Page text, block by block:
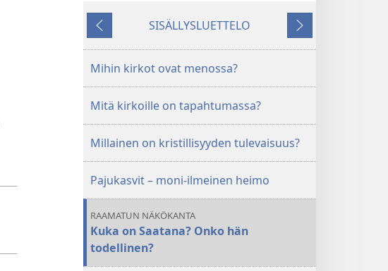
Edellinen
SISÄLLYSLUETTELO
Seuraava
Mihin kirkot ovat menossa?
Mitä kirkoille on tapahtumassa?
Millainen on kristillisyyden tulevaisuus?
Pajukasvit – moni-ilmeinen heimo
RAAMATUN NÄKÖKANTA
Kuka on Saatana? Onko hän
todellinen?